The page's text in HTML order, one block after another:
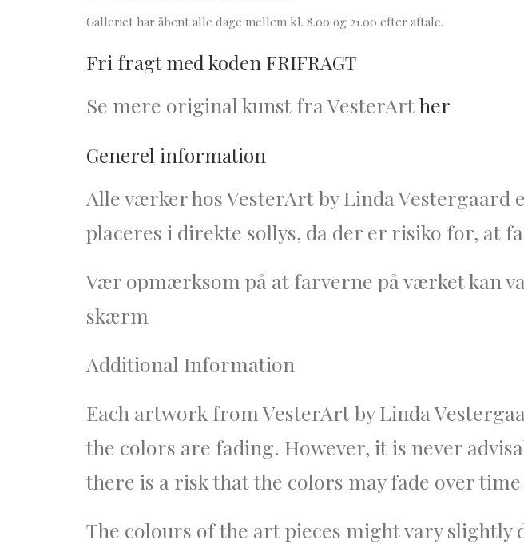
Galleriet har åbent alle dage mellem kl. 8.00 og 21.00 efter aftale.
Fri fragt med koden FRIFRAGT
Se mere original kunst fra VesterArther
Generel information
Alle værker hos VesterArt by Linda
placeres i direkte sollys, da der er risiko for, at
Vær opmærksom på at farverne på værket kan
skærm
Additional Information
Each artwork from VesterArt by Linda
the colors are fading. However, it is never
there is a risk that the colors may fade over time
The colours of the art pieces might vary